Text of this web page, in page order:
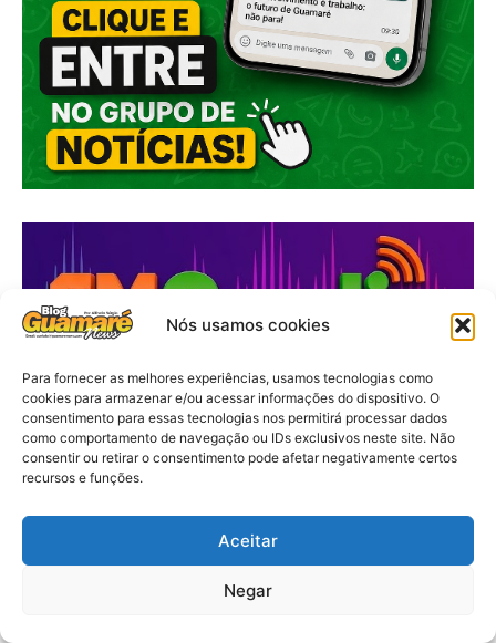
Nós usamos cookies
Para fornecer as melhores experiências, usamos tecnologias como
cookies para armazenar e/ou acessar informações do dispositivo. O
consentimento para essas tecnologias nos permitirá processar dados
como comportamento de navegação ou IDs exclusivos neste site. Não
consentir ou retirar o consentimento pode afetar negativamente certos
recursos e funções.
Aceitar
Negar